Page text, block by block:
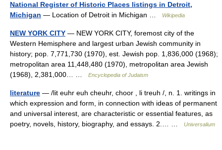
National Register of Historic Places listings in Detroit,
Michigan — Location of Detroit in Michigan … Wikipedia
NEW YORK CITY — NEW YORK CITY, foremost city of the
Western Hemisphere and largest urban Jewish community in
history; pop. 7,771,730 (1970), est. Jewish pop. 1,836,000 (1968);
metropolitan area 11,448,480 (1970), metropolitan area Jewish
(1968), 2,381,000… …
Encyclopedia of Judaism
literature — /lit euhr euh cheuhr, choor , li treuh /, n. 1. writings in
which expression and form, in connection with ideas of permanent
and universal interest, are characteristic or essential features, as
poetry, novels, history, biography, and essays. 2.… …
Universalium